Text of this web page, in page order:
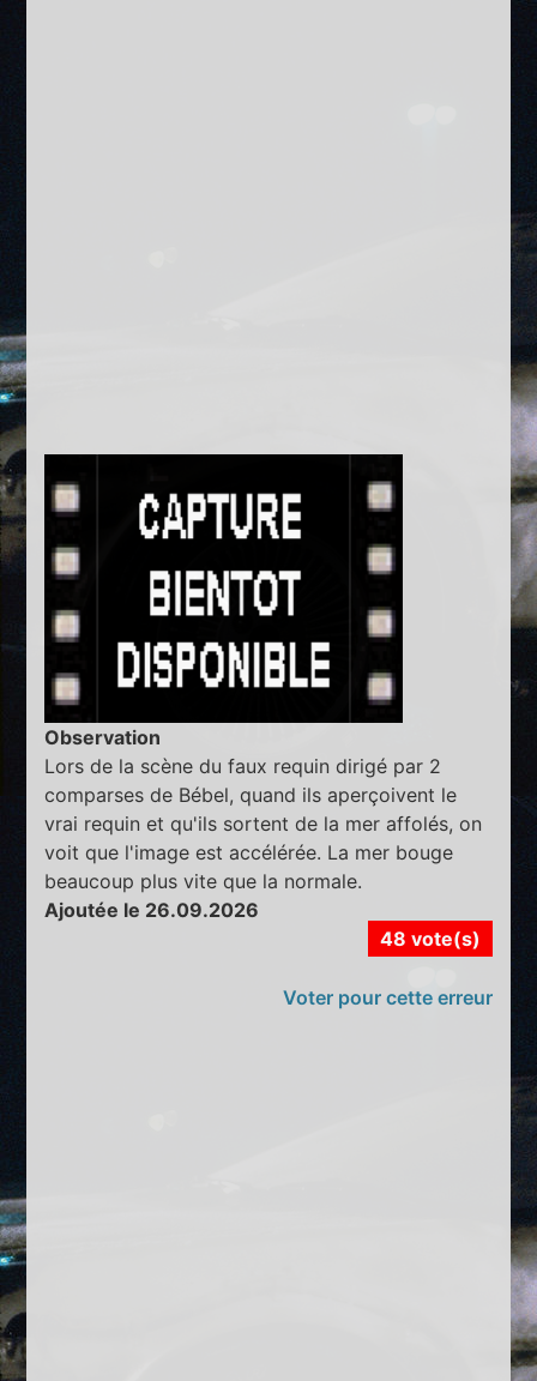
Observation
Lors de la scène du faux requin dirigé par 2
comparses de Bébel, quand ils aperçoivent le
vrai requin et qu'ils sortent de la mer affolés, on
voit que l'image est accélérée. La mer bouge
beaucoup plus vite que la normale.
Ajoutée le 26.09.2026
48 vote(s)
Voter pour cette erreur